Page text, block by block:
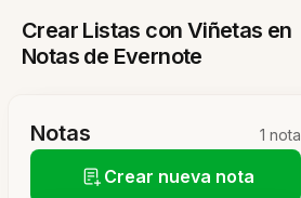
Crear Listas con Viñetas en
Notas de Evernote
Notas 1 nota
Crear nueva nota